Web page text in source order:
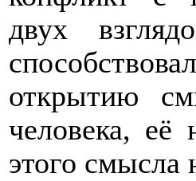
двух
открытию
человека,
этого смысла